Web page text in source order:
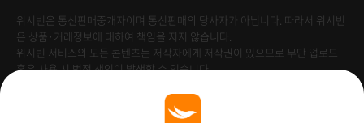
위시빈은 통신판매중개자이며 통신판매의 당사자가 아닙니다. 따라서 위시빈
은 상품·거래정보에 대하여 책임을 지지 않습니다.
위시빈 서비스의 모든 콘텐츠는 저작자에게 저작권이 있으므로 무단 업로드
혹은 사용 시 법적 책임이 발생할 수 있습니다.